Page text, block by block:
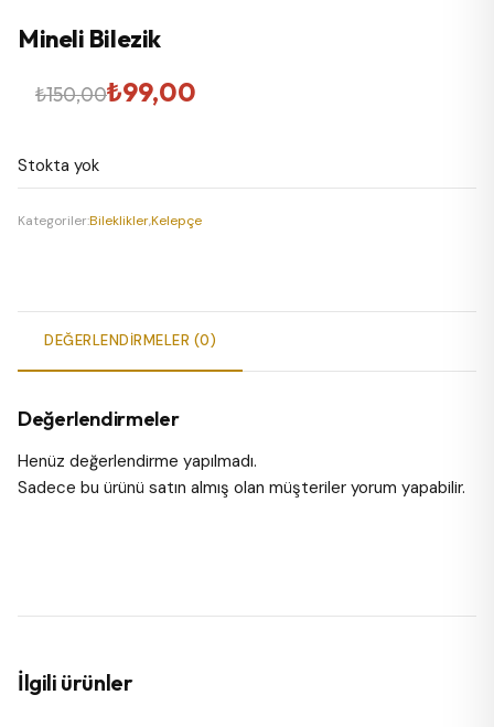
Mineli Bilezik
₺150,00
Orijinal
₺150,00.
₺99,00
Şu
fiyat:
₺99,00.
Stokta yok
Kategoriler:Bileklikler,Kelepçe
DEĞERLENDIRMELER (0)
Değerlendirmeler
Henüz değerlendirme yapılmadı.
Sadece bu ürünü satın almış olan müşteriler yorum yapabilir.
İlgili ürünler